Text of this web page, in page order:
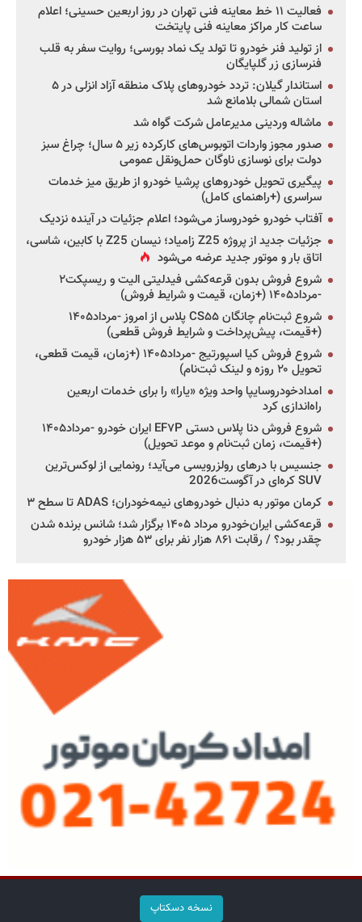
فعالیت ۱۱ خط معاینه فنی تهران در روز اربعین حسینی؛ اعلام
ساعت کار مراکز معاینه فنی پایتخت
از تولید فنر خودرو تا تولد یک نماد بورسی؛ روایت سفر به قلب
فنرسازی زر گلپایگان
استاندار گیلان: تردد خودروهای پلاک منطقه آزاد انزلی در ۵
استان شمالی بلامانع شد
ماشاله وردینی مدیرعامل شرکت گواه شد
صدور مجوز واردات اتوبوس‌های کارکرده زیر ۵ سال؛ چراغ سبز
دولت برای نوسازی ناوگان حمل‌ونقل عمومی
پیگیری تحویل خودروهای پرشیا خودرو از طریق میز خدمات
سراسری (+راهنمای کامل)
آفتاب خودرو خودروساز می‌شود؛ اعلام جزئیات در آینده نزدیک
جزئیات جدید از پروژه Z25 زامیاد؛ نیسان Z25 با کابین، شاسی،
اتاق بار و موتور جدید عرضه می‌شود
شروع فروش بدون قرعه‌کشی فیدلیتی الیت و ریسپکت۲
-مرداد۱۴۰۵ (+زمان، قیمت و شرایط فروش)
شروع ثبت‌نام چانگان CS۵۵ پلاس از امروز -مرداد۱۴۰۵
(+قیمت، پیش‌پرداخت و شرایط فروش قطعی)
شروع فروش کیا اسپورتیج -مرداد۱۴۰۵ (+زمان، قیمت قطعی،
تحویل ۲۰ روزه و لینک ثبت‌نام)
امدادخودروسایپا واحد ویژه «یارا» را برای خدمات اربعین
راه‌اندازی کرد
شروع فروش دنا پلاس دستی EF۷P ایران خودرو -مرداد۱۴۰۵
(+قیمت، زمان ثبت‌نام و موعد تحویل)
جنسیس با درهای رولزرویسی می‌آید؛ رونمایی از لوکس‌ترین
SUV کره‌ای در آگوست2026
کرمان موتور به دنبال خودروهای نیمه‌خودران؛ ADAS تا سطح ۳
قرعه‌کشی ایران‌خودرو مرداد ۱۴۰۵ برگزار شد؛ شانس برنده شدن
چقدر بود؟ / رقابت ۸۶۱ هزار نفر برای ۵۳ هزار خودرو
نسخه دسکتاپ